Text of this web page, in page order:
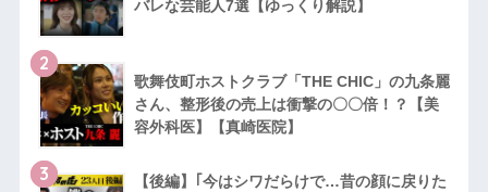
バレな芸能人7選【ゆっくり解説】
2
歌舞伎町ホストクラブ「THE CHIC」の九条麗
さん、整形後の売上は衝撃の〇〇倍！？【美
容外科医】【真崎医院】
3
【後編】｢今はシワだらけで…昔の顔に戻りた